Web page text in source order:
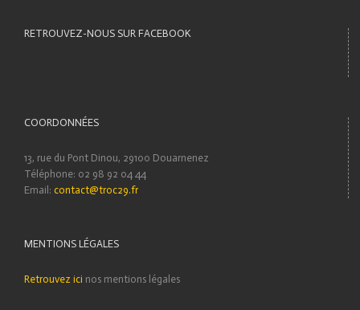
RETROUVEZ-NOUS SUR FACEBOOK
COORDONNÉES
13, rue du Pont Dinou, 29100 Douarnenez
Téléphone: 02 98 92 04 44
Email: contact@troc29.fr
MENTIONS LÉGALES
Retrouvez ici nos mentions légales